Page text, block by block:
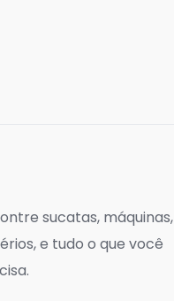
sucatas, máquinas,
e tudo o que você